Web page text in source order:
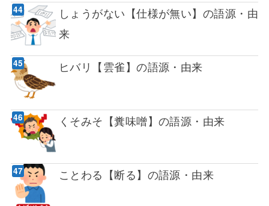
しょうがない【仕様が無い】の語源・由
来
ヒバリ【雲雀】の語源・由来
くそみそ【糞味噌】の語源・由来
ことわる【断る】の語源・由来